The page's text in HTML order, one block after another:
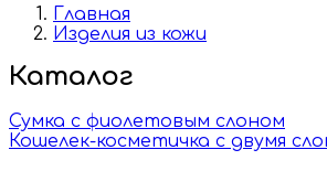
Главная
Изделия из кожи
Каталог
Сумка с фиолетовым слоном
Кошелек-косметичка с двумя